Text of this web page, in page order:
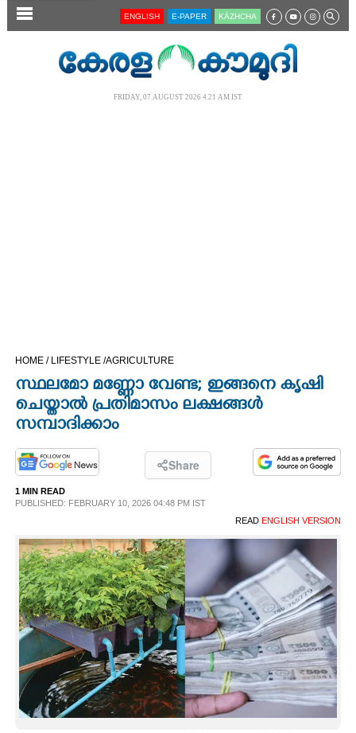
SECTIONS
OPINION
PHOTOS
LIFESTYLE
SPIRITUAL
INFO+
ASTRO
ENGLISH E-PAPER KĀZHCHA
FRIDAY, 07 AUGUST 2026 4.21 AM IST
HOME / LIFESTYLE /AGRICULTURE
സ്ഥലമോ മണ്ണോ വേണ്ട; ഇങ്ങനെ കൃഷി
ചെയ്താൽ പ്രതിമാസം ലക്ഷങ്ങൾ
സമ്പാദിക്കാം
Share
1 MIN READ
PUBLISHED: FEBRUARY 10, 2026 04:48 PM IST
READ ENGLISH VERSION